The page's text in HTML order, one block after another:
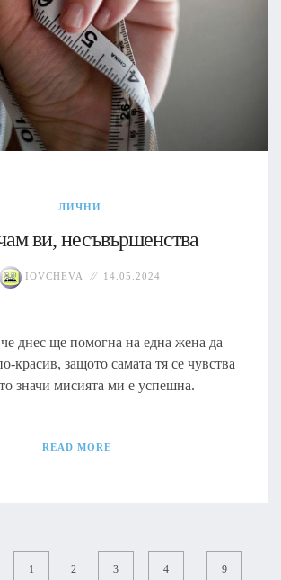
ЛИЧНИ
ви, несъвършенства
IOVCHEVA 14.05.2024
днес ще помогна на една жена да
красив, защото самата тя се чувства
значи мисията ми е успешна.
READ MORE
1 2 3 4 9